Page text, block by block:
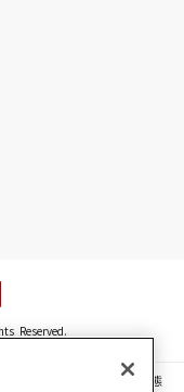
Reserved.
動画・音声等を、手段や形態